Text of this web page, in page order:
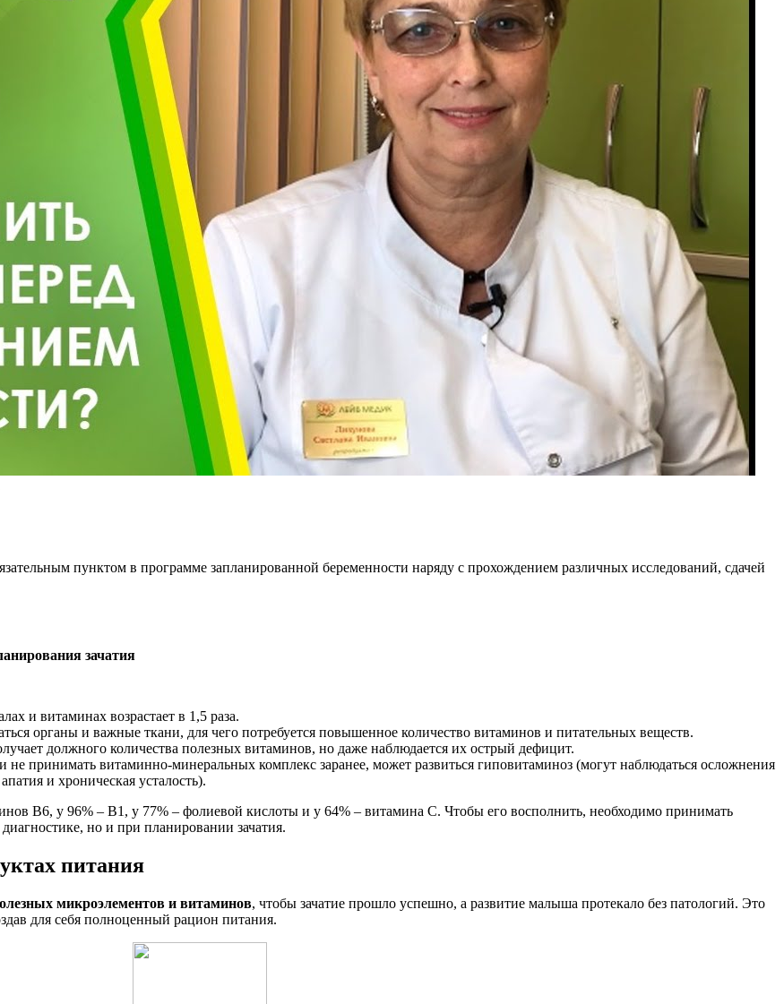
пунктом в программе запланированной беременности наряду с прохождением различных исследований, сдачей
зачатия
и витаминах возрастает в 1,5 раза.
органы и важные ткани, для чего потребуется повышенное количество витаминов и питательных веществ.
должного количества полезных витаминов, но даже наблюдается их острый дефицит.
не принимать витаминно-минеральных комплекс заранее, может развиться гиповитаминоз (могут наблюдаться осложнения
и хроническая усталость).
B6, у 96% – B1, у 77% – фолиевой кислоты и у 64% – витамина C. Чтобы его восполнить, необходимо принимать
но и при планировании зачатия.
питания
микроэлементов и витаминов, чтобы зачатие прошло успешно, а развитие малыша протекало без патологий. Это
для себя полноценный рацион питания.